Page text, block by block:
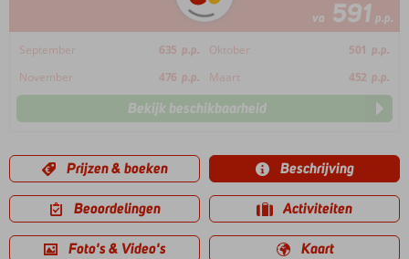
va 591 p.p.
September 635 p.p. Oktober 501 p.p.
November
476 p.p. Maart 452 p.p.
Bekijk beschikbaarheid
Prijzen & boeken Beschrijving
Beoordelingen Activiteiten
Foto's & Video's Kaart